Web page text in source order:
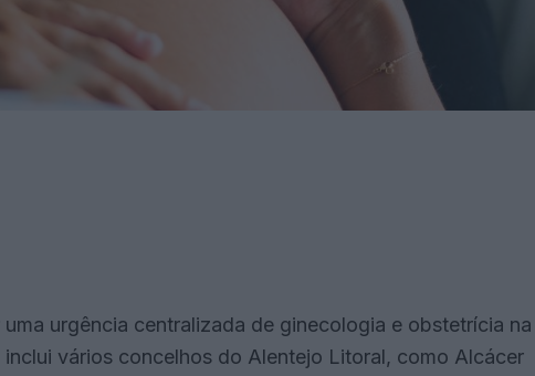
uma urgência centralizada de ginecologia e obstetrícia na
vários concelhos do Alentejo Litoral, como Alcácer